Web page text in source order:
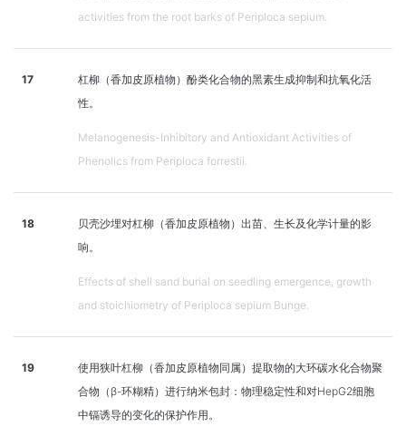
activities from the root barks of Periploca sepium.
17
杠柳（香加皮原植物）酚类化合物的黑素生成抑制和抗氧化活
性。
Melanogenesis-Inhibitory and Antioxidant Activities of
Phenolics from Periploca forrestii.
18
贝壳沙埋对杠柳（香加皮原植物）出苗、生长及化学计量的影
响。
Effects of shell sand burial on seedling emergence, growth
and stoichiometry of Periploca sepium Bunge.
19
使用狭叶杠柳（香加皮原植物同属）提取物的大环碳水化合物聚
合物（β-环糊精）进行纳米包封：物理稳定性和对HepG2细胞
中镉诱导的变化的保护作用。